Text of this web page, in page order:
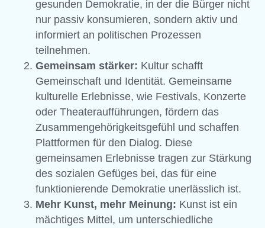
gesunden Demokratie, in der die Bürger nicht
nur passiv konsumieren, sondern aktiv und
informiert an politischen Prozessen
teilnehmen.
Gemeinsam stärker: Kultur schafft
Gemeinschaft und Identität. Gemeinsame
kulturelle Erlebnisse, wie Festivals, Konzerte
oder Theateraufführungen, fördern das
Zusammen­gehörigkeits­gefühl und schaffen
Plattformen für den Dialog. Diese
gemeinsamen Erlebnisse tragen zur Stärkung
des sozialen Gefüges bei, das für eine
funktionierende Demokratie unerlässlich ist.
Mehr Kunst, mehr Meinung: Kunst ist ein
mächtiges Mittel, um unterschiedliche